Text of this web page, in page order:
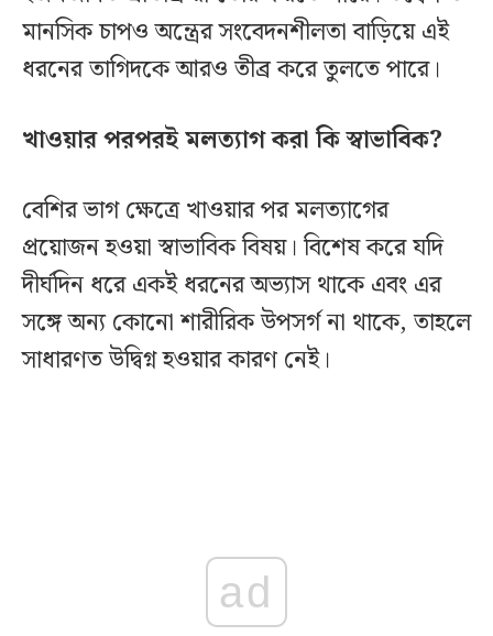
মানসিক চাপও অন্ত্রের সংবেদনশীলতা বাড়িয়ে এই
ধরনের তাগিদকে আরও তীব্র করে তুলতে পারে।
খাওয়ার পরপরই মলত্যাগ করা কি স্বাভাবিক?
বেশির ভাগ ক্ষেত্রে খাওয়ার পর মলত্যাগের
প্রয়োজন হওয়া স্বাভাবিক বিষয়। বিশেষ করে যদি
দীর্ঘদিন ধরে একই ধরনের অভ্যাস থাকে এবং এর
সঙ্গে অন্য কোনো শারীরিক উপসর্গ না থাকে, তাহলে
সাধারণত উদ্বিগ্ন হওয়ার কারণ নেই।
ad